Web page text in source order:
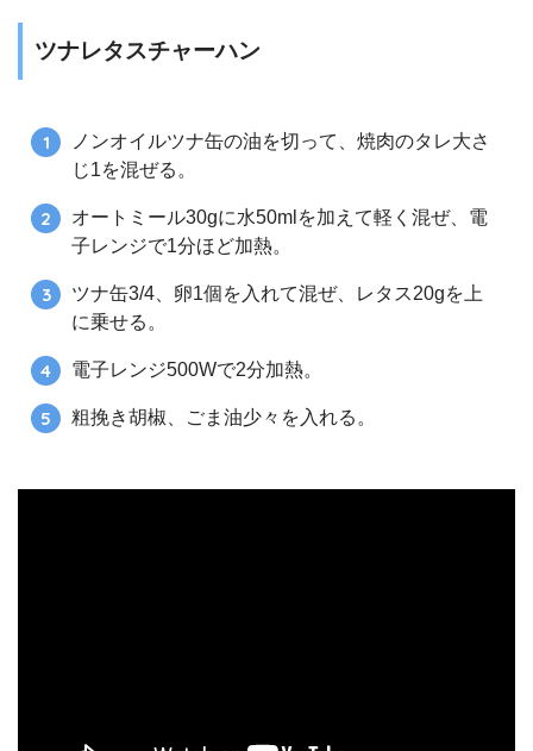
ツナレタスチャーハン
ノンオイルツナ缶の油を切って、焼肉のタレ大さ
じ1を混ぜる。
オートミール30gに水50mlを加えて軽く混ぜ、電
子レンジで1分ほど加熱。
ツナ缶3/4、卵1個を入れて混ぜ、レタス20gを上
に乗せる。
電子レンジ500Wで2分加熱。
粗挽き胡椒、ごま油少々を入れる。